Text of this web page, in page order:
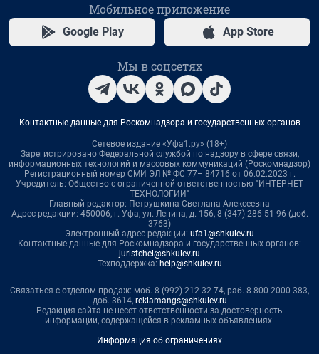
Мобильное приложение
Google Play App Store
Мы в соцсетях
Контактные данные для Роскомнадзора и государственных органов
Сетевое издание «Уфа1.ру» (18+)
Зарегистрировано Федеральной службой по надзору в сфере связи,
информационных технологий и массовых коммуникаций (Роскомнадзор)
Регистрационный номер СМИ ЭЛ № ФС 77– 84716 от 06.02.2023 г.
Учредитель: Общество с ограниченной ответственностью "ИНТЕРНЕТ
ТЕХНОЛОГИИ"
Главный редактор: Петрушкина Светлана Алексеевна
Адрес редакции: 450006, г. Уфа, ул. Ленина, д. 156, 8 (347) 286-51-96 (доб.
3763)
Электронный адрес редакции: ufa1@shkulev.ru
Контактные данные для Роскомнадзора и государственных органов:
juristchel@shkulev.ru
Техподдержка: help@shkulev.ru
Связаться с отделом продаж: моб. 8 (992) 212-32-74, раб. 8 800 2000-383,
доб. 3614, reklamangs@shkulev.ru
Редакция сайта не несет ответственности за достоверность
информации, содержащейся в рекламных объявлениях.
Информация об ограничениях